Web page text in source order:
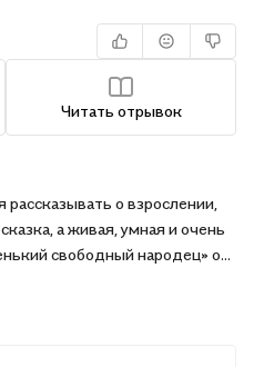
Читать отрывок
о взрослении,
а живая, умная и очень
свободный народец» он
не просто с чудесами,
пастухов, привыкшая